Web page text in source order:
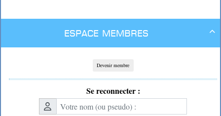

Espace membres
Devenir membre
Se reconnecter :